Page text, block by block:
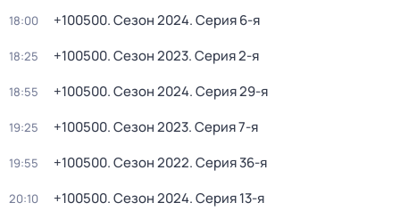
18:00 +100500. Сезон 2024. Серия 6-я
18:25 +100500. Сезон 2023. Серия 2-я
18:55 +100500. Сезон 2024. Серия 29-я
19:25 +100500. Сезон 2023. Серия 7-я
19:55 +100500. Сезон 2022. Серия 36-я
20:10 +100500. Сезон 2024. Серия 13-я